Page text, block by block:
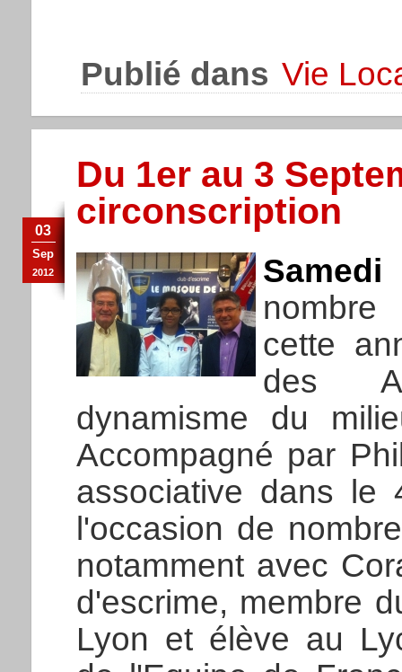
Publié dans Vie
Du 1er au 3
circonscription
03
Sep
2012
cette
des
dynamisme du
Accompagné par
associative dans le
l'occasion de
notamment avec
d'escrime, membre
Lyon et élève au